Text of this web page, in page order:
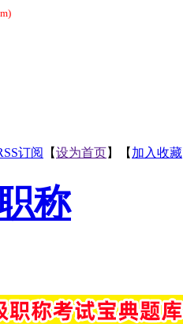
订阅 【设为首页】【 加入收藏